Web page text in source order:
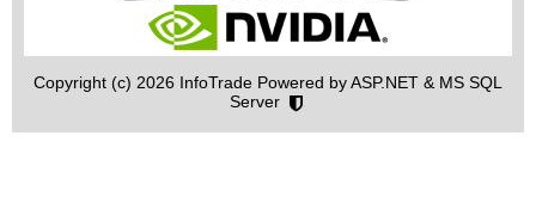
Copyright (c) 2026 InfoTrade Powered by ASP.NET & MS SQL
Server